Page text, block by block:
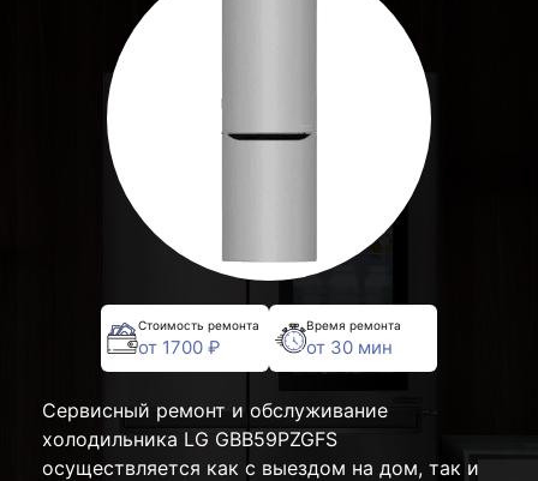
Стоимость ремонта
от 1700 ₽
Время ремонта
от 30 мин
Сервисный ремонт и обслуживание
холодильника LG GBB59PZGFS
осуществляется как с выездом на дом, так и